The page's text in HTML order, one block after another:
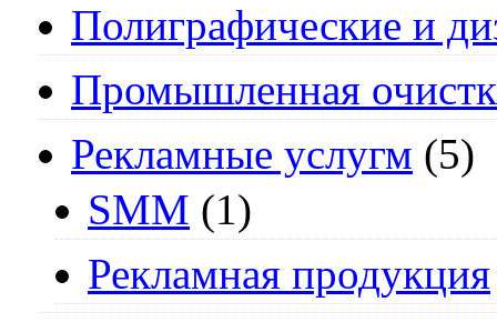
Полиграфические и
Промышленная
Рекламные услугм (5)
SMM (1)
Рекламная продукция